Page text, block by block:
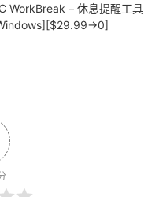
WorkBreak – 休息提醒工具